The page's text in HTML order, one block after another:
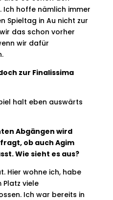
Ich hoffe nämlich immer
Spieltag in Au nicht zur
das schon vorher
wir dafür
zur Finalissima
halt eben auswärts
Abgängen wird
ob auch Agim
Wie sieht es aus?
Hier wohne ich, habe
Platz viele
Ich war bereits in